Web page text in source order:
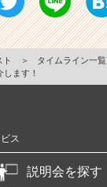
＞ タイムライン一覧
ます！
ス
説明会を探す